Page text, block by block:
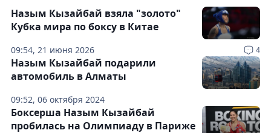
09:54, 21 июня 2026 4
Назым Кызайбай взяла "золото"
Кубка мира по боксу в Китае
09:52, 06 октября 2024
Назым Кызайбай подарили
автомобиль в Алматы
Боксерша Назым Кызайбай
пробилась на Олимпиаду в Париже